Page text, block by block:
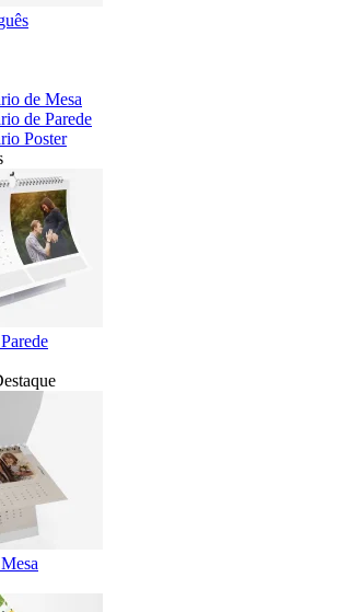
de Mesa
de Parede
Poster